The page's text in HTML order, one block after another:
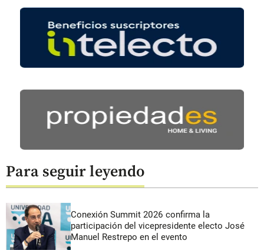
Para seguir leyendo
Conexión Summit 2026 confirma la
participación del vicepresidente electo José
Manuel Restrepo en el evento